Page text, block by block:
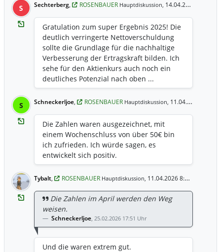
S Sechterberg, ROSENBAUER Hauptdiskussion, 14.04.2026 8:50 Uhr
Gratulation zum super Ergebnis 2025! Die
deutlich verringerte Nettoverschuldung
sollte die Grundlage für die nachhaltige
Verbesserung der Ertragskraft bilden. Ich
sehe für den Aktienkurs auch noch ein
deutliches Potenzial nach oben ...
S Schneckerljoe, ROSENBAUER Hauptdiskussion, 11.04.2026 9:00 Uhr
Die Zahlen waren ausgezeichnet, mit
einem Wochenschluss von über 50€ bin
ich zufrieden. Ich würde sagen, es
entwickelt sich positiv.
Tybalt, ROSENBAUER Hauptdiskussion, 11.04.2026 8:21 Uhr
Die Zahlen im April werden den Weg
weisen.
Schneckerljoe, 25.02.2026 17:51 Uhr
Und die waren extrem gut.